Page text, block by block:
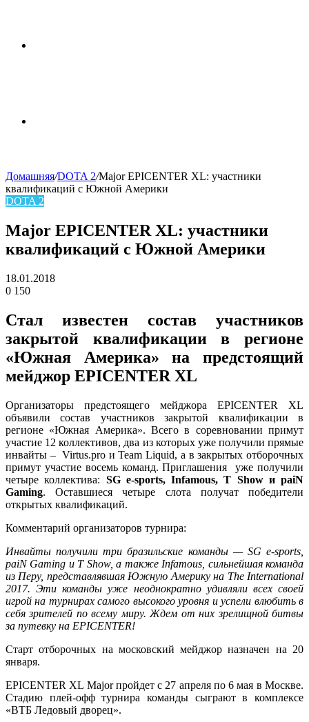
skin
Домашняя/DOTA 2/Major EPICENTER XL: участники
квалификаций с Южной Америки
DOTA 2
Major EPICENTER XL: участники
квалификаций с Южной Америки
18.01.2018
0 150
Стал известен состав участников
закрытой квалификации в регионе
«Южная Америка» на предстоящий
мейджор EPICENTER XL
Организаторы предстоящего мейджора EPICENTER XL
объявили состав участников закрытой квалификации в
регионе «Южная Америка». Всего в соревновании примут
участие 12 коллективов, два из которых уже получили прямые
инвайты – Virtus.pro и Team Liquid, а в закрытых отборочных
примут участие восемь команд. Приглашения уже получили
четыре коллектива: SG e-sports, Infamous, T Show и paiN
Gaming. Оставшиеся четыре слота получат победители
открытых квалификаций.
Комментарий организаторов турнира:
Инвайты получили три бразильские команды — SG e-sports,
paiN Gaming и T Show, а также Infamous, сильнейшая команда
из Перу, представлявшая Южную Америку на The International
2017. Эти команды уже неоднократно удивляли всех своей
игрой на турнирах самого высокого уровня и успели влюбить в
себя зрителей по всему миру. Ждем от них зрелищной битвы
за путевку на EPICENTER!
Старт отборочных на московский мейджор назначен на 20
января.
EPICENTER XL Major пройдет с 27 апреля по 6 мая в Москве.
Cтадию плей-офф турнира команды сыграют в комплексе
«ВТБ Ледовый дворец».